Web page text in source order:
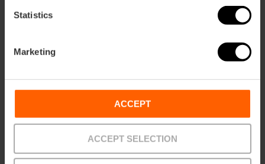
Statistics
Marketing
ACCEPT
ACCEPT SELECTION